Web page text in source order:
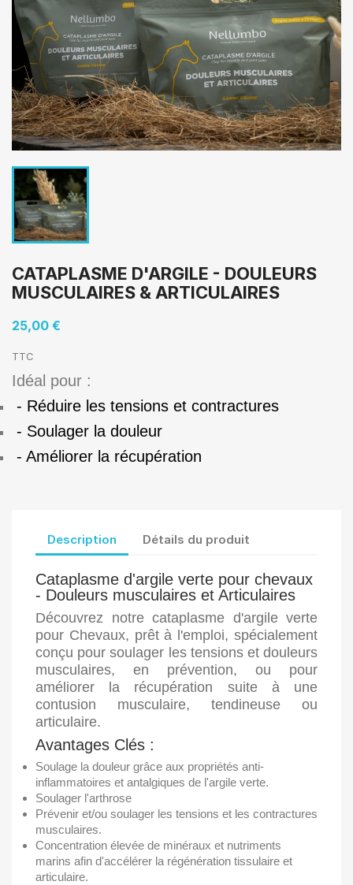
CATAPLASME D'ARGILE - DOULEURS
MUSCULAIRES & ARTICULAIRES
25,00 €
TTC
Idéal pour :
- Réduire les tensions et contractures
- Soulager la douleur
- Améliorer la récupération
Description Détails du produit
Cataplasme d'argile verte pour chevaux
- Douleurs musculaires et Articulaires
Découvrez notre cataplasme d'argile verte
pour Chevaux, prêt à l'emploi, spécialement
conçu pour soulager les tensions et douleurs
musculaires, en prévention, ou pour
améliorer la récupération suite à une
contusion musculaire, tendineuse ou
articulaire.
Avantages Clés :
Soulage la douleur grâce aux propriétés anti-
inflammatoires et antalgiques de l'argile verte.
Soulager l'arthrose
Prévenir et/ou soulager les tensions et les contractures
musculaires.
Concentration élevée de minéraux et nutriments
marins afin d'accélérer la régénération tissulaire et
articulaire.